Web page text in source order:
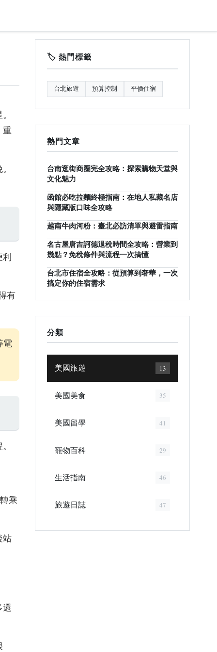
重
有
電
乘
站
還
🏷️ 熱門標籤
台北旅遊 預算控制 平價住宿
熱門文章
台南逛街商圈完全攻略：探索購物天堂與
文化魅力
函館必吃拉麵終極指南：在地人私藏名店
與隱藏版口味全攻略
越南牛肉河粉：臺北必訪清單與避雷指南
名古屋唐吉訶德退稅時間全攻略：營業到
幾點？免稅條件與流程一次搞懂
台北市住宿全攻略：從預算到奢華，一次
搞定你的住宿需求
分類
美國旅遊 13
美國美食 35
美國留學 41
寵物百科 29
生活指南 46
旅遊日誌 47